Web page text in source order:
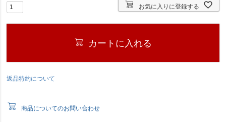
お気に入りに登録する
カートに入れる
返品特約について
商品についてのお問い合わせ